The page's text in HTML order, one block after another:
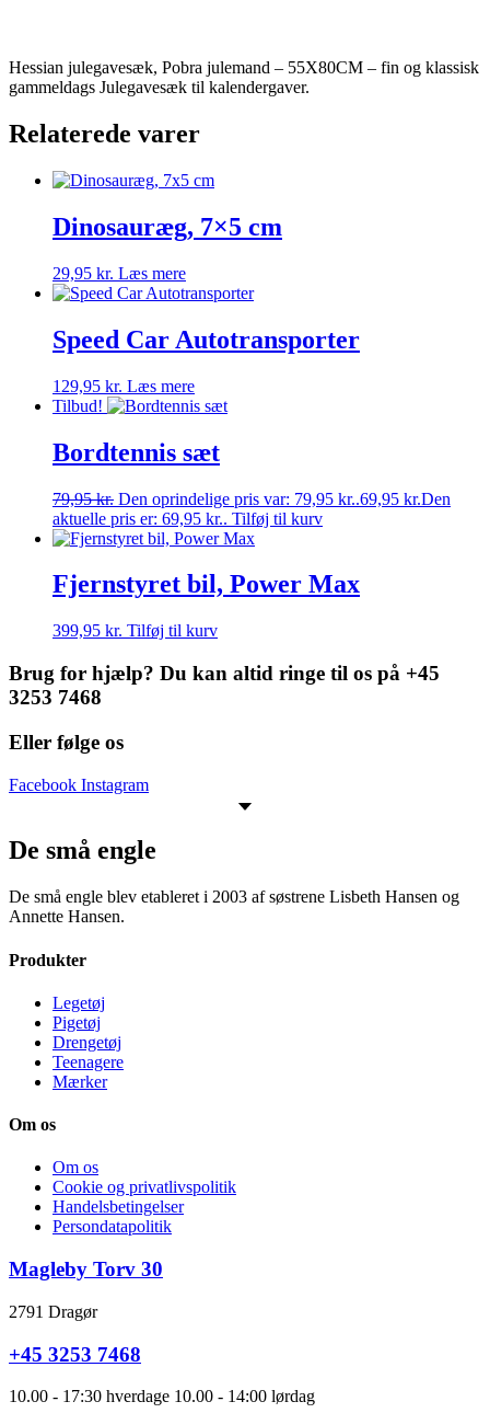
Hessian julegavesæk, Pobra julemand – 55X80CM – fin og klassisk
gammeldags Julegavesæk til kalendergaver.
Relaterede varer
Dinosauræg, 7×5 cm
29,95 kr. Læs mere
Speed Car Autotransporter
129,95 kr. Læs mere
Tilbud!
Bordtennis sæt
79,95kr. Den oprindelige pris var: 79,95 kr..69,95 kr.Den
aktuelle pris er: 69,95 kr.. Tilføj til kurv
Fjernstyret bil, Power Max
399,95 kr. Tilføj til kurv
Brug for hjælp? Du kan altid ringe til os på +45
3253 7468
Eller følge os
Facebook Instagram
De små engle
De små engle blev etableret i 2003 af søstrene Lisbeth Hansen og
Annette Hansen.
Produkter
Legetøj
Pigetøj
Drengetøj
Teenagere
Mærker
Om os
Om os
Cookie og privatlivspolitik
Handelsbetingelser
Persondatapolitik
Magleby Torv 30
2791 Dragør
+45 3253 7468
10.00 - 17:30 hverdage 10.00 - 14:00 lørdag